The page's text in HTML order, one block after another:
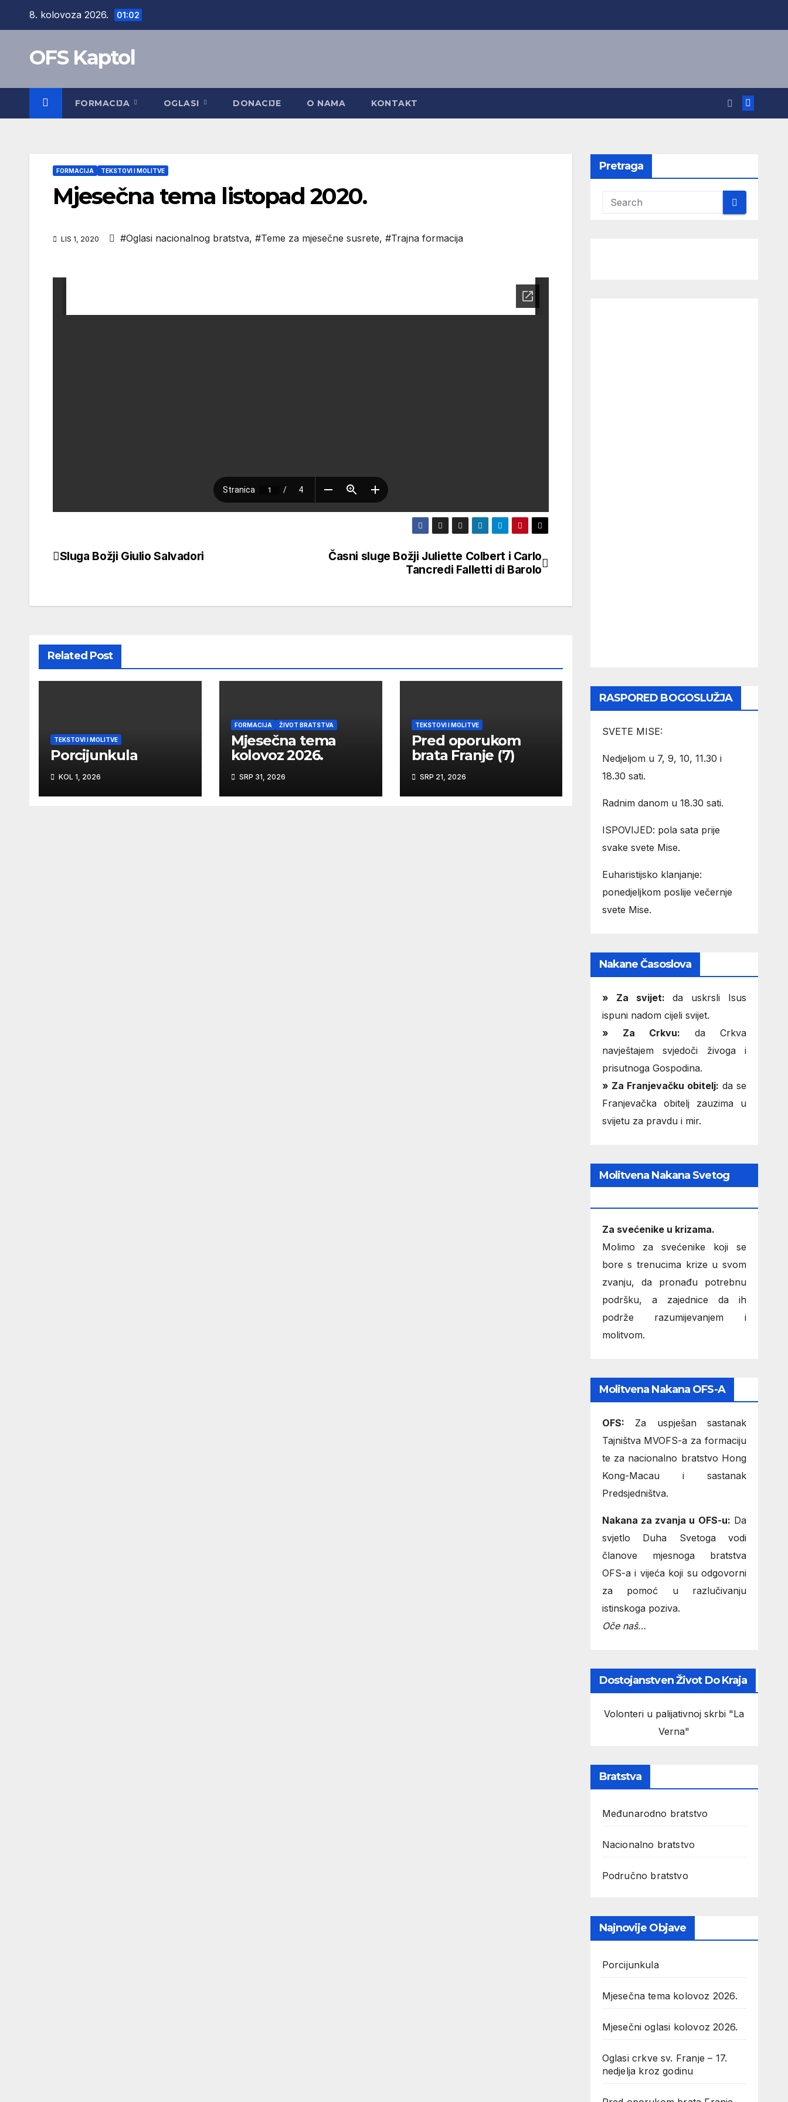
8. kolovoza 2026. 01:02
OFS Kaptol
FORMACIJA OGLASI DONACIJE O NAMA KONTAKT
FORMACIJA TEKSTOVI I MOLITVE
Mjesečna tema listopad 2020.
LIS 1, 2020 #Oglasi nacionalnog bratstva, #Teme za mjesečne susrete, #Trajna formacija
Navigacija
Časni sluge Božji Juliette Colbert i Carlo
Tancredi Falletti di Barolo
Sluga Božji Giulio Salvadori
Related Post
TEKSTOVI I MOLITVE
Porcijunkula
KOL 1, 2026
FORMACIJA ŽIVOT BRATSTVA
Mjesečna tema
kolovoz 2026.
SRP 31, 2026
TEKSTOVI I MOLITVE
Pred oporukom
brata Franje (7)
SRP 21, 2026
Pretraga
RASPORED BOGOSLUŽJA
SVETE MISE:
Nedjeljom u 7, 9, 10, 11.30 i
18.30 sati.
Radnim danom u 18.30 sati.
ISPOVIJED: pola sata prije
svake svete Mise.
Euharistijsko klanjanje:
ponedjeljkom poslije večernje
svete Mise.
Nakane Časoslova
» Za svijet: da uskrsli Isus
ispuni nadom cijeli svijet.
» Za Crkvu: da Crkva
navještajem svjedoči živoga i
prisutnoga Gospodina.
» Za Franjevačku obitelj: da se
Franjevačka obitelj zauzima u
svijetu za pravdu i mir.
Molitvena Nakana Svetog
Za svećenike u krizama.
Molimo za svećenike koji se
bore s trenucima krize u svom
zvanju, da pronađu potrebnu
podršku, a zajednice da ih
podrže razumijevanjem i
molitvom.
Molitvena Nakana OFS-A
OFS: Za uspješan sastanak
Tajništva MVOFS-a za formaciju
te za nacionalno bratstvo Hong
Kong-Macau i sastanak
Predsjedništva.
Nakana za zvanja u OFS-u: Da
svjetlo Duha Svetoga vodi
članove mjesnoga bratstva
OFS-a i vijeća koji su odgovorni
za pomoć u razlučivanju
istinskoga poziva.
Oče naš…
Dostojanstven Život Do Kraja
Volonteri u palijativnoj skrbi "La
Verna"
Bratstva
Međunarodno bratstvo
Nacionalno bratstvo
Područno bratstvo
Najnovije Objave
Porcijunkula
Mjesečna tema kolovoz 2026.
Mjesečni oglasi kolovoz 2026.
Oglasi crkve sv. Franje – 17.
nedjelja kroz godinu